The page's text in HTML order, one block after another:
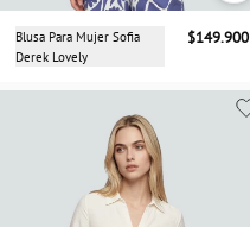
Blusa Para Mujer Sofia
Derek Lovely
$149.900